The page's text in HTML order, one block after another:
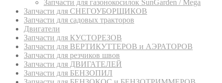
Запчасти для газонокосилок SunGarden / Mega
Запчасти для СНЕГОУБОРЩИКОВ
Запчасти для садовых тракторов
Двигатели
Запчасти для КУСТОРЕЗОВ
Запчасти для ВЕРТИКУТТЕРОВ и АЭРАТОРОВ
Запчасти для резчиков швов
Запчасти для ДВИГАТЕЛЕЙ
Запчасти для БЕНЗОПИЛ